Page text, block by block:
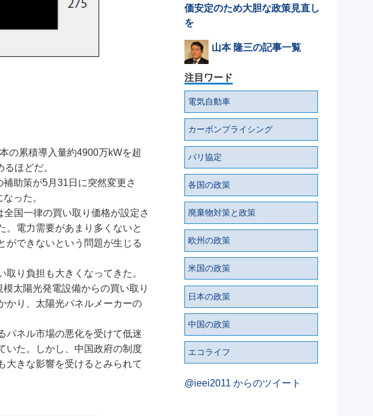
の累積導入量約4900万kWを超
ほどだ。
助策が5月31日に突然変更さ
った。
国一律の買い取り価格が設定さ
。電力需要があまり多くないと
ができないという問題が生じる
り負担も大きくなってきた。
太陽光発電設備からの買い取り
かり、太陽光パネルメーカーの
パネル市場の悪化を受けて低迷
いた。しかし、中国政府の制度
大きな影響を受けるとみられて
価安定のため大胆な政策見直し
を
山本 隆三の記事一覧
注目ワード
電気自動車
カーボンプライシング
パリ協定
各国の政策
廃棄物対策と政策
欧州の政策
米国の政策
日本の政策
中国の政策
エコライフ
@ieei2011 からのツイート